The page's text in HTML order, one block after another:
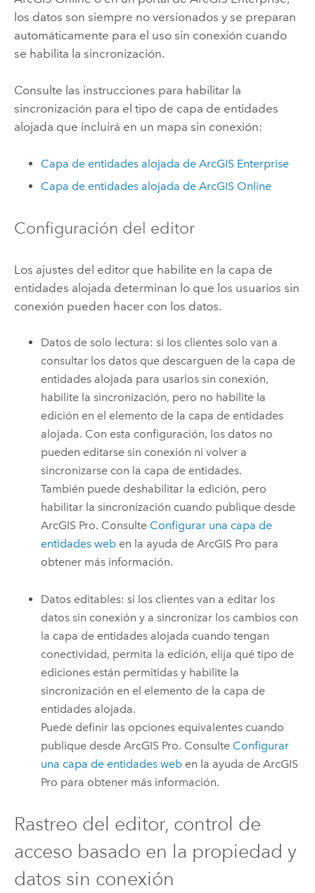
los datos son siempre no versionados y se preparan
automáticamente para el uso sin conexión cuando
se habilita la sincronización.
Consulte las instrucciones para habilitar la
sincronización para el tipo de capa de entidades
alojada que incluirá en un mapa sin conexión:
Capa de entidades alojada deArcGIS Enterprise
Capa de entidades alojada deArcGIS Online
Configuración del editor
Los ajustes del editor que habilite en la capa de
entidades alojada determinan lo que los usuarios sin
conexión pueden hacer con los datos.
Datos de solo lectura: si los clientes solo van a
consultar los datos que descarguen de la capa de
entidades alojada para usarlos sin conexión,
habilite la sincronización, pero no habilite la
edición en el elemento de la capa de entidades
alojada. Con esta configuración, los datos no
pueden editarse sin conexión ni volver a
sincronizarse con la capa de entidades.
También puede deshabilitar la edición, pero
habilitar la sincronización cuando publique desde
ArcGIS Pro. Consulte Configurar una capa de
entidades web en la ayuda deArcGIS Pro para
obtener más información.
Datos editables: si los clientes van a editar los
datos sin conexión y a sincronizar los cambios con
la capa de entidades alojada cuando tengan
conectividad, permita la edición, elija qué tipo de
ediciones están permitidas y habilite la
sincronización en el elemento de la capa de
entidades alojada.
Puede definir las opciones equivalentes cuando
publique desdeArcGIS Pro. Consulte Configurar
una capa de entidades web en la ayuda deArcGIS
Pro para obtener más información.
Rastreo del editor, control de
acceso basado en la propiedad y
datos sin conexión